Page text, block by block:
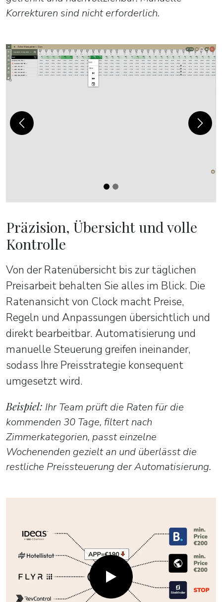
Korrekturen sind nicht erforderlich.
Previous Next
Präzision, Übersicht und volle
Kontrolle
Von der Ratenübersicht bis zur täglichen
Preisarbeit behalten Sie alles im Blick. Die
Ratenansicht von Clock macht Preise,
Regeln und Anpassungen übersichtlich und
direkt bearbeitbar. Automatisierung und
manuelle Steuerung greifen ineinander,
sodass Ihre Preisstrategie konsequent
umgesetzt wird.
Beispiel: Ihr Team prüft die Raten für die
kommenden 30 Tage, filtert nach
Zimmerkategorien, passt einzelne
Wochenenden gezielt an und überlässt die
restliche Preissteuerung der Automatisierung.